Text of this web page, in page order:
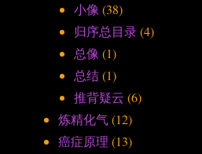
小像 (38)
归序总目录(4)
总像 (1)
总结(1)
推背疑云 (6)
炼精化气(12)
癌症原理 (13)